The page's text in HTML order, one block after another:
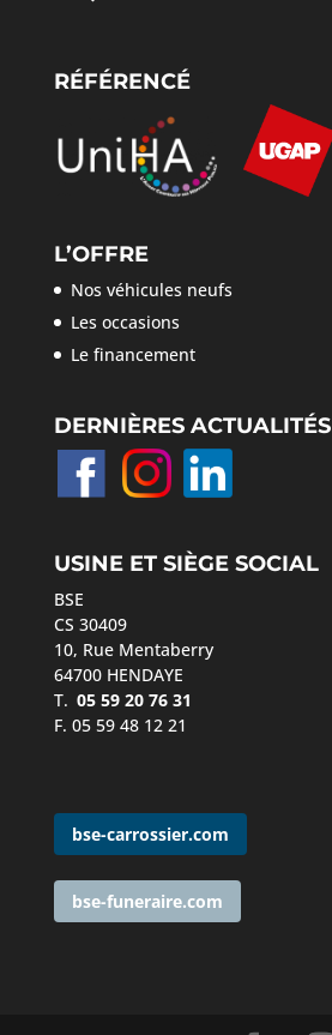
RÉFÉRENCÉ
L’OFFRE
Nos véhicules neufs
Les occasions
Le financement
DERNIÈRES ACTUALITÉS
USINE ET SIÈGE SOCIAL
BSE
CS 30409
10, Rue Mentaberry
64700 HENDAYE
T. 05 59 20 76 31
F. 05 59 48 12 21
bse-carrossier.com
bse-funeraire.com